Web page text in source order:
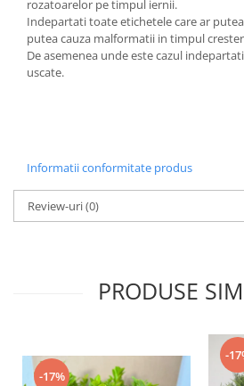
rozatoarelor pe timpul iernii.
Indepartati toate etichetele care ar
putea cauza malformatii in timpul
De asemenea unde este cazul
uscate.
Informatii conformitate produs
Review-uri(0)
PRODUSE
-17%
-